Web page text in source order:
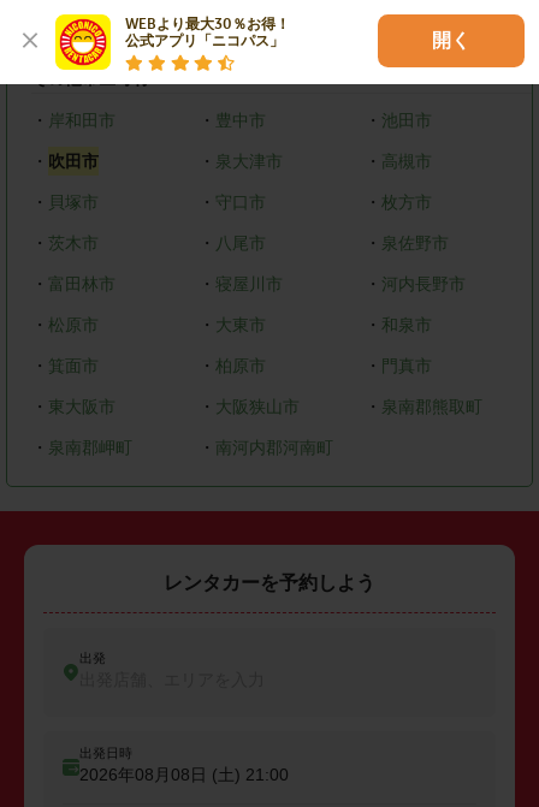
WEBより最大30％お得！
公式アプリ「ニコパス」
開く
美原区
・ 岸和田市 ・ 豊中市 ・ 池田市
・ 吹田市 ・ 泉大津市 ・ 高槻市
・ 貝塚市 ・ 守口市 ・枚方市
・ 茨木市 ・ 八尾市 ・ 泉佐野市
・ 富田林市 ・ 寝屋川市 ・ 河内長野市
・ 松原市 ・ 大東市 ・ 和泉市
・ 箕面市 ・ 柏原市 ・ 門真市
・ 東大阪市 ・ 大阪狭山市 ・ 泉南郡熊取町
・ 泉南郡岬町 ・ 南河内郡河南町
レンタカーを予約しよう
出発
出発日時
2026年08月08日 (土) 21:00